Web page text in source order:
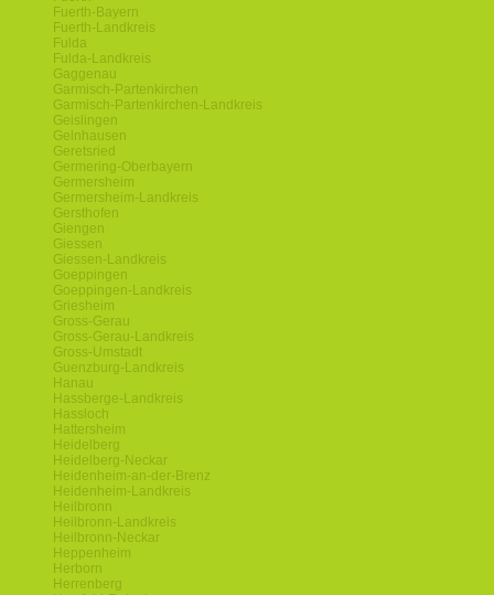
Fuerth-Bayern
Fuerth-Landkreis
Fulda
Fulda-Landkreis
Gaggenau
Garmisch-Partenkirchen
Garmisch-Partenkirchen-Landkreis
Geislingen
Gelnhausen
Geretsried
Germering-Oberbayern
Germersheim
Germersheim-Landkreis
Gersthofen
Giengen
Giessen
Giessen-Landkreis
Goeppingen
Goeppingen-Landkreis
Griesheim
Gross-Gerau
Gross-Gerau-Landkreis
Gross-Umstadt
Guenzburg-Landkreis
Hanau
Hassberge-Landkreis
Hassloch
Hattersheim
Heidelberg
Heidelberg-Neckar
Heidenheim-an-der-Brenz
Heidenheim-Landkreis
Heilbronn
Heilbronn-Landkreis
Heilbronn-Neckar
Heppenheim
Herborn
Herrenberg